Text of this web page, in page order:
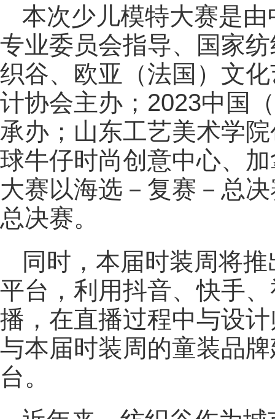
本次少儿模特大赛是
专业委员会指导、国家
织谷、欧亚（法国）文
计协会主办；2023中国
承办；山东工艺美术学
球牛仔时尚创意中心、
大赛以海选－复赛－总
总决赛。
同时，本届时装周将
平台，利用抖音、快手
播，在直播过程中与设
与本届时装周的童装品
台。